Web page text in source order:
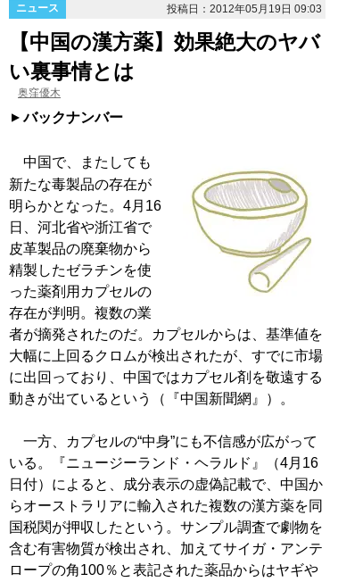
ニュース
投稿日：2012年05月19日 09:03
【中国の漢方薬】効果絶大のヤバ
い裏事情とは
奥窪優木
バックナンバー
中国で、またしても
新たな毒製品の存在が
明らかとなった。4月16
日、河北省や浙江省で
皮革製品の廃棄物から
精製したゼラチンを使
った薬剤用カプセルの
存在が判明。複数の業
者が摘発されたのだ。カプセルからは、基準値を
大幅に上回るクロムが検出されたが、すでに市場
に出回っており、中国ではカプセル剤を敬遠する
動きが出ているという（『中国新聞網』）。
一方、カプセルの“中身”にも不信感が広がって
いる。『ニュージーランド・ヘラルド』（4月16
日付）によると、成分表示の虚偽記載で、中国か
らオーストラリアに輸入された複数の漢方薬を同
国税関が押収したという。サンプル調査で劇物を
含む有害物質が検出され、加えてサイガ・アンテ
ロープの角100％と表記された薬品からはヤギや